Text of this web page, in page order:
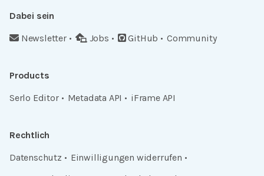
Dabei sein
Newsletter
Jobs GitHub Community
Products
Serlo Editor
Metadata API iFrame API
Rechtlich
Datenschutz
Einwilligungen widerrufen